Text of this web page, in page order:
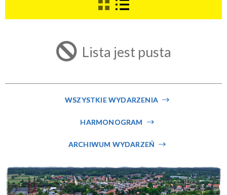
Trwające w zakresie
—
Miejsce
Lista jest pusta
WSZYSTKIE WYDARZENIA
HARMONOGRAM
ARCHIWUM WYDARZEŃ